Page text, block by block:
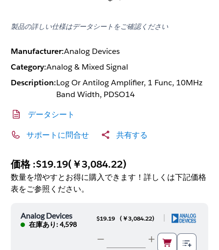
製品の詳しい仕様はデータシートをご確認ください
Manufacturer:Analog Devices
Category:Analog & Mixed Signal
Description:Log Or Antilog Amplifier, 1 Func, 10MHz
Band Width, PDSO14
データシート
サポートに問合せ 共有する
価格 :$19.19(￥3,084.22)
数量を増やすとお得に購入できます！詳しくは下記価格
表をご参照ください。
Analog Devices
在庫あり: 4,598
$19.19 ( ￥3,084.22)